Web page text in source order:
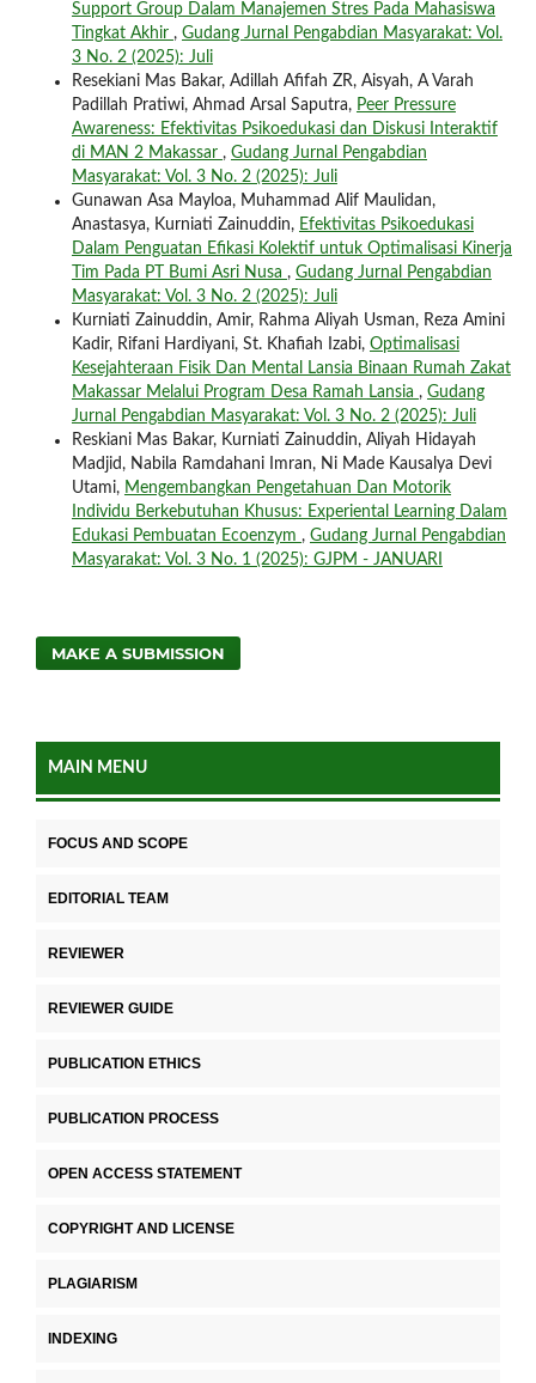
Support Group Dalam Manajemen Stres Pada Mahasiswa
Tingkat Akhir , Gudang Jurnal Pengabdian Masyarakat: Vol.
3 No. 2 (2025): Juli
Resekiani Mas Bakar, Adillah Afifah ZR, Aisyah, A Varah
Padillah Pratiwi, Ahmad Arsal Saputra, Peer Pressure
Awareness: Efektivitas Psikoedukasi dan Diskusi Interaktif
di MAN 2 Makassar , Gudang Jurnal Pengabdian
Masyarakat: Vol. 3 No. 2 (2025): Juli
Gunawan Asa Mayloa, Muhammad Alif Maulidan,
Anastasya, Kurniati Zainuddin, Efektivitas Psikoedukasi
Dalam Penguatan Efikasi Kolektif untuk Optimalisasi Kinerja
Tim Pada PT Bumi Asri Nusa , Gudang Jurnal Pengabdian
Masyarakat: Vol. 3 No. 2 (2025): Juli
Kurniati Zainuddin, Amir, Rahma Aliyah Usman, Reza Amini
Kadir, Rifani Hardiyani, St. Khafiah Izabi, Optimalisasi
Kesejahteraan Fisik Dan Mental Lansia Binaan Rumah Zakat
Makassar Melalui Program Desa Ramah Lansia , Gudang
Jurnal Pengabdian Masyarakat: Vol. 3 No. 2 (2025): Juli
Reskiani Mas Bakar, Kurniati Zainuddin, Aliyah Hidayah
Madjid, Nabila Ramdahani Imran, Ni Made Kausalya Devi
Utami, Mengembangkan Pengetahuan Dan Motorik
Individu Berkebutuhan Khusus: Experiental Learning Dalam
Edukasi Pembuatan Ecoenzym , Gudang Jurnal Pengabdian
Masyarakat: Vol. 3 No. 1 (2025): GJPM - JANUARI
MAKE A SUBMISSION
MAIN MENU
FOCUS AND SCOPE
EDITORIAL TEAM
REVIEWER
REVIEWER GUIDE
PUBLICATION ETHICS
PUBLICATION PROCESS
OPEN ACCESS STATEMENT
COPYRIGHT AND LICENSE
PLAGIARISM
INDEXING